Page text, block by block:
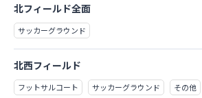
北フィールド全面
サッカーグラウンド
北西フィールド
フットサルコート サッカーグラウンド その他